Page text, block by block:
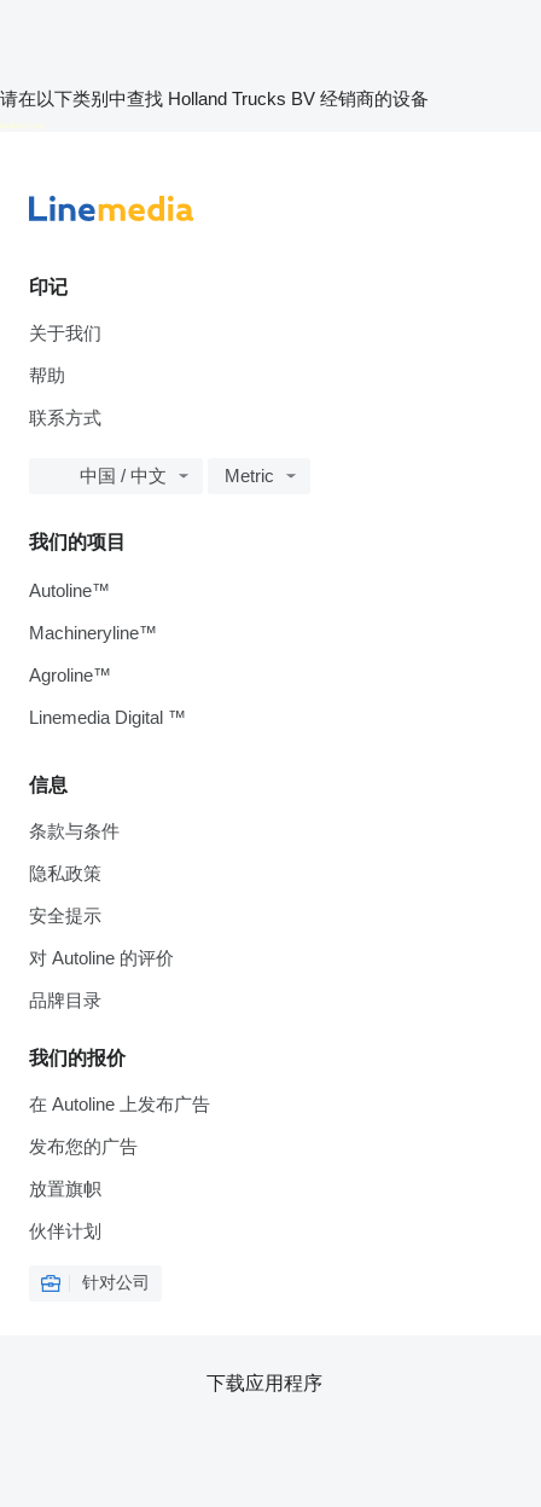
请在以下类别中查找 Holland Trucks BV 经销商的设备
disallow-in-dsa
印记
关于我们
帮助
联系方式
中国 / 中文 Metric
信息
条款与条件
隐私政策
安全提示
对 Autoline 的评价
品牌目录
我们的报价
在 Autoline 上发布广告
发布您的广告
放置旗帜
伙伴计划
针对公司
我们的项目
Autoline™
Machineryline™
Agroline™
Linemedia Digital ™
下载应用程序